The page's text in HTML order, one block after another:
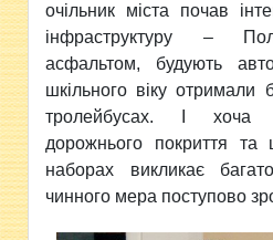
очільник міста почав
інфраструктуру –
асфальтом, будують
шкільного віку отримали
тролейбусах. І хоча
дорожнього покриття та
наборах викликає
чинного мера поступово